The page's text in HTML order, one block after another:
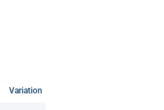
Variation